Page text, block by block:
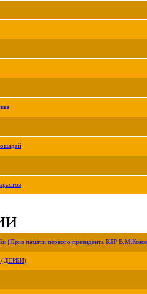
(Приз памяти первого президента КБР